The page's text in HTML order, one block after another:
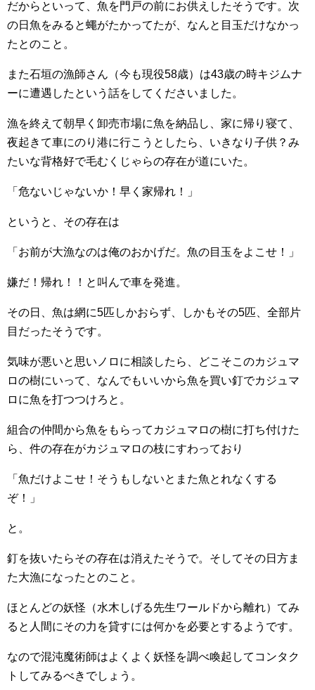
だからといって、魚を門戸の前にお供えしたそうです。次
の日魚をみると蠅がたかってたが、なんと目玉だけなかっ
たとのこと。
また石垣の漁師さん（今も現役58歳）は43歳の時キジムナ
ーに遭遇したという話をしてくださいました。
漁を終えて朝早く卸売市場に魚を納品し、家に帰り寝て、
夜起きて車にのり港に行こうとしたら、いきなり子供？み
たいな背格好で毛むくじゃらの存在が道にいた。
「危ないじゃないか！早く家帰れ！」
というと、その存在は
「お前が大漁なのは俺のおかげだ。魚の目玉をよこせ！」
嫌だ！帰れ！！と叫んで車を発進。
その日、魚は網に5匹しかおらず、しかもその5匹、全部片
目だったそうです。
気味が悪いと思いノロに相談したら、どこそこのカジュマ
ロの樹にいって、なんでもいいから魚を買い釘でカジュマ
ロに魚を打つつけろと。
組合の仲間から魚をもらってカジュマロの樹に打ち付けた
ら、件の存在がカジュマロの枝にすわっており
「魚だけよこせ！そうもしないとまた魚とれなくする
ぞ！」
と。
釘を抜いたらその存在は消えたそうで。そしてその日方ま
た大漁になったとのこと。
ほとんどの妖怪（水木しげる先生ワールドから離れ）てみ
ると人間にその力を貸すには何かを必要とするようです。
なので混沌魔術師はよくよく妖怪を調べ喚起してコンタク
トしてみるべきでしょう。